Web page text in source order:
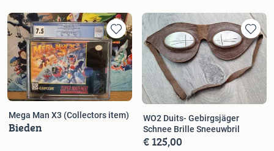
Mega Man X3 (Collectors item)
Bieden
WO2 Duits- Gebirgsjäger
Schnee Brille Sneeuwbril
€ 125,00